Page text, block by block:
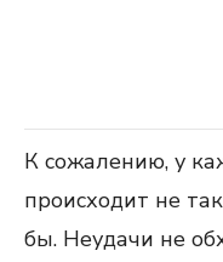
К сожалению, у
происходит не
бы. Неудачи не